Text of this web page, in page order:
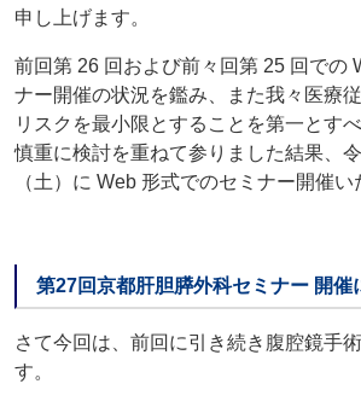
申し上げます。
前回第 26 回および前々回第 25 回での
ナー開催の状況を鑑み、また我々医療
リスクを最小限とすることを第一とす
慎重に検討を重ねて参りました結果、
（土）に Web 形式でのセミナー開催い
第27回京都肝胆膵外科セミナー 開催
さて今回は、前回に引き続き腹腔鏡手
す。